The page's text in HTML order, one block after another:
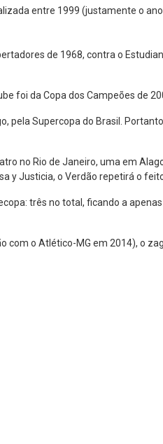
entre 1999 (justamente o
de 1968, contra o
foi da Copa dos Campeões de
pela Supercopa do Brasil.
no Rio de Janeiro, uma em
y Justicia, o Verdão repetirá o
três no total, ficando a
com o Atlético-MG em 2014), o